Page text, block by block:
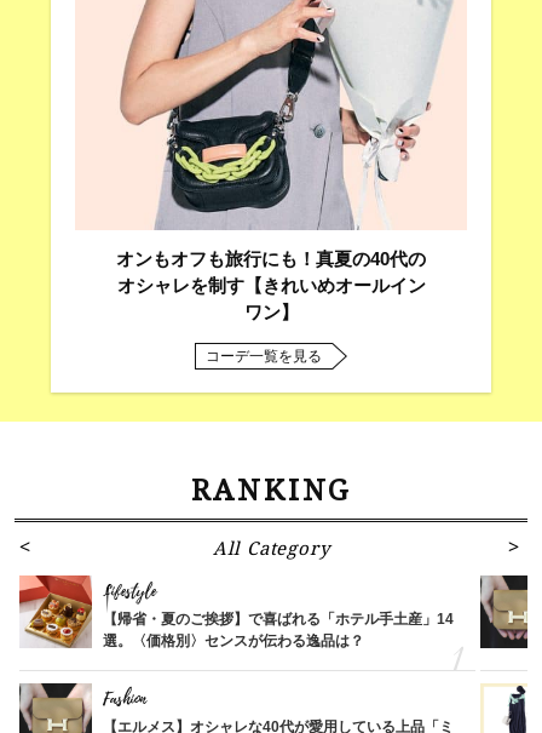
オンもオフも旅行にも！真夏の40代の
オシャレを制す【きれいめオールイン
ワン】
コーデ一覧を見る
RANKING
All Category
Lifestyle
【帰省・夏のご挨拶】で喜ばれる「ホテル手土産」14
選。〈価格別〉センスが伝わる逸品は？
Fashion
【エルメス】オシャレな40代が愛用している上品「ミ